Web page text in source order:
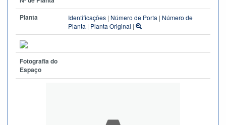
Planta
Identificações | Número de Porta | Número de
Planta | Planta Original |
Fotografia do
Espaço